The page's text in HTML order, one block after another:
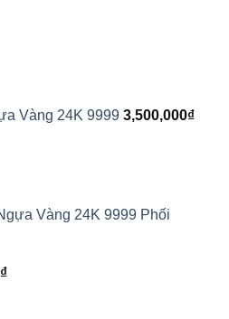
Vàng 24K 9999 3,500,000₫
Vàng 24K 9999 Phối
₫